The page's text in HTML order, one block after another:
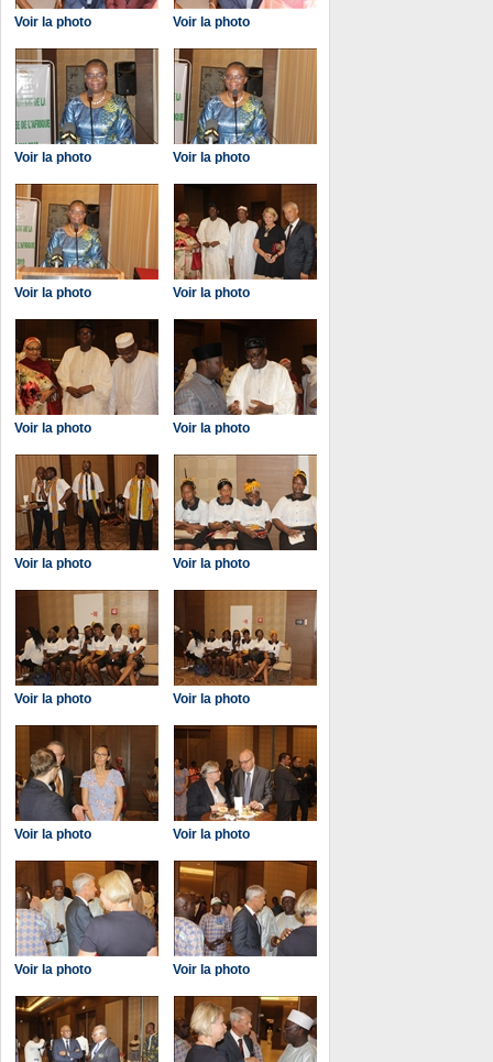
Voir la photo Voir la photo
Voir la photo Voir la photo
Voir la photo Voir la photo
Voir la photo Voir la photo
Voir la photo Voir la photo
Voir la photo Voir la photo
Voir la photo Voir la photo
Voir la photo Voir la photo